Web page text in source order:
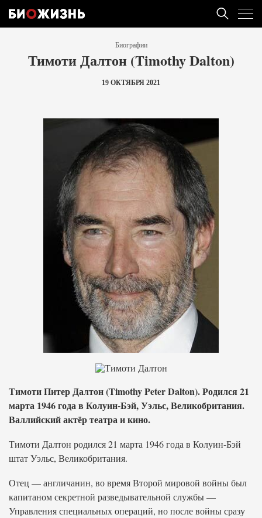
Биографии
Тимоти Далтон (Timothy Dalton)
19 ОКТЯБРЯ 2021
Тимоти Питер Далтон (Timothy Peter Dalton). Родился 21
марта 1946 года в Колуин-Бэй, Уэльс, Великобритания.
Валлийский актёр театра и кино.
Тимоти Далтон родился 21 марта 1946 года в Колуин-Бэй
штат Уэльс, Великобритания.
Отец — англичанин, во время Второй мировой войны был
капитаном секретной разведывательной службы —
Управления специальных операций, но после войны сразу